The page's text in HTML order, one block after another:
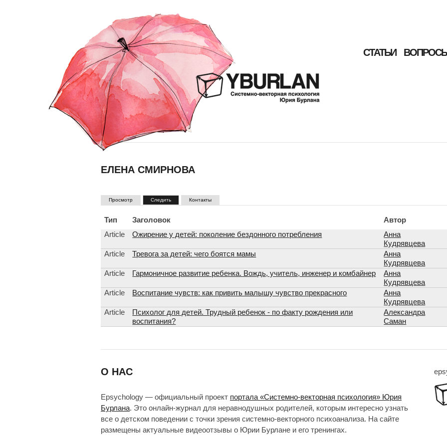
СТАТЬИ
ЕЛЕНА СМИРНОВА
ГЛАВНЫЕ ВКЛАДКИ
Просмотр Следить (активная вкладка)
Контакты
Тип Заголовок Автор
Article
Ожирение у детей: поколение бездонного потребления
Анна
Кудрявцева
Article
Тревога за детей: чего боятся мамы
Анна
Кудрявцева
Article
Гармоничное развитие ребенка. Вождь, учитель, инженер и комбайнер
Анна
Кудрявцева
Article Воспитание чувств: как привить малышу чувство прекрасного
Анна
Кудрявцева
Article
Психолог для детей. Трудный ребенок - по факту рождения или
воспитания?
Александра
Саман
О НАС
Epsychology — официальный проект портала «Системно-векторная психология» Юрия
Бурлана. Это онлайн-журнал для неравнодушных родителей, которым интересно узнать
все о детском поведении с точки зрения системно-векторного психоанализа. На сайте
размещены актуальные видеоотзывы о Юрии Бурлане и его тренингах.